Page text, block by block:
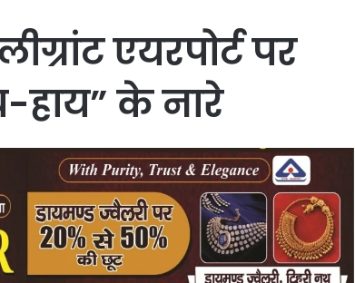
एयरपोर्ट पर
हाय” के नारे